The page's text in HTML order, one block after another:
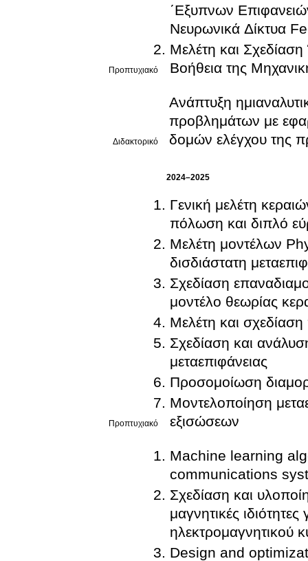
Προπτυχιακό
΄Εξυπνων
Νευρωνικά Δίκτυα
Μελέτη και
Βοήθεια της
Διδακτορικό
Ανάπτυξη
προβλημάτων με
δομών ελέγχου της
2024–2025
Προπτυχιακό
Γενική μελέτη
πόλωση και διπλό
Μελέτη μοντέλων
δισδιάστατη
Σχεδίαση
μοντέλο θεωρίας
Μελέτη και
Σχεδίαση και
μεταεπιφάνειας
Προσομοίωση
Μοντελοποίηση
εξισώσεων
Machine learning
communications
Σχεδίαση και
μαγνητικές
ηλεκτρομαγνητικού
Design and